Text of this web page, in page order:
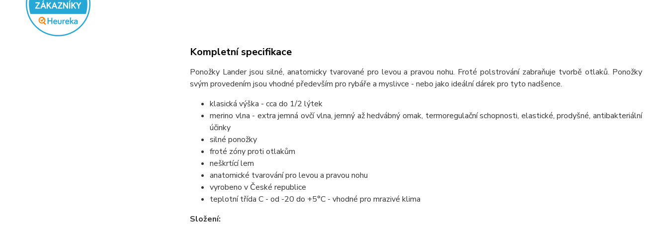
Kompletní specifikace
Ponožky Lander jsou silné, anatomicky tvarované pro levou a pravou nohu. Froté polstrování zabraňuje tvorbě otlaků. Ponožky
svým provedením jsou vhodné především pro rybáře a myslivce - nebo jako ideální dárek pro tyto nadšence.
klasická výška - cca do 1/2 lýtek
merino vlna - extra jemná ovčí vlna, jemný až hedvábný omak, termoregulační schopnosti, elastické, prodyšné, antibakteriální
účinky
silné ponožky
froté zóny proti otlakům
neškrtící lem
anatomické tvarování pro levou a pravou nohu
vyrobeno v České republice
teplotní třída C - od -20 do +5°C - vhodné pro mrazivé klima
Složení: